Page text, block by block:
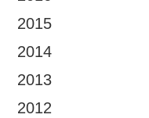
2015
2014
2013
2012